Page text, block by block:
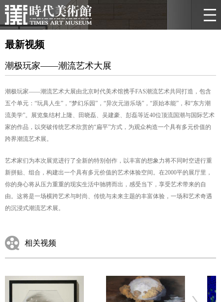
最新视频
潮极玩家——潮流艺术大展
潮极玩家——潮流艺术大展由北京时代美术馆携手FAS潮流艺术共同打造，包含
五个单元：“玩具人生”，“梦幻乐园”，“异次元游乐场”，“原始本能”，和“东方潮
流美学”。展览集结村上隆、田晓磊、吴建豪、彭磊等近40位顶流国潮与国际艺术
家的作品，以突破传统艺术欣赏的“扁平”方式，为观众构造一个具有多元价值的
跨界潮流艺术展。
艺术家们为本次展览进行了全新的特别创作，以丰富的想象力将不同时空进行重
新拼贴、组合，构建出一个具有多元价值的艺术体验空间。在2000平的展厅里，
你的身心将从压力重重的现实生活中驰骋而出，感受当下，享受艺术带来的自
由。这将是一场横跨艺术与时尚、传统与未来主题的丰富体验，一场和艺术奇遇
的沉浸式潮流艺术展。
相关视频